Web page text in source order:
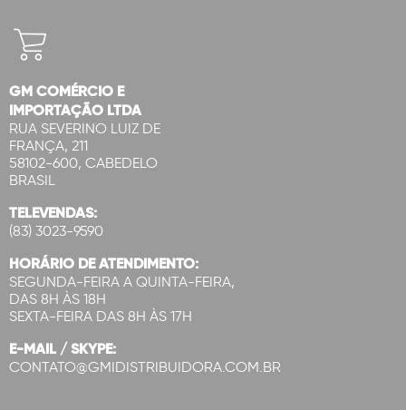
GM COMÉRCIO E
IMPORTAÇÃO LTDA
RUA SEVERINO LUIZ DE
FRANÇA, 211
58102-600, CABEDELO
BRASIL
TELEVENDAS:
(83) 3023-9590
HORÁRIO DE ATENDIMENTO:
SEGUNDA-FEIRA A QUINTA-FEIRA,
DAS 8H ÀS 18H
SEXTA-FEIRA DAS 8H ÀS 17H
E-MAIL / SKYPE:
CONTATO@GMIDISTRIBUIDORA.COM.BR